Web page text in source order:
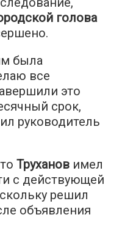
голова
была
все
это
срок,
руководитель
Труханов имел
с действующей
решил
объявления